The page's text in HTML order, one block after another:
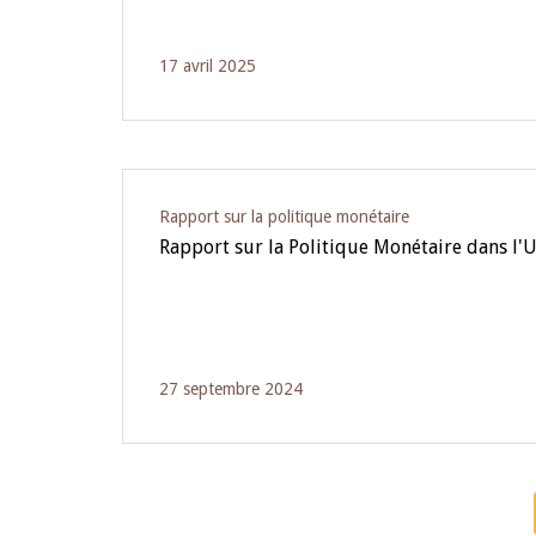
17 avril 2025
Rapport sur la politique monétaire
Rapport sur la Politique Monétaire dans
27 septembre 2024